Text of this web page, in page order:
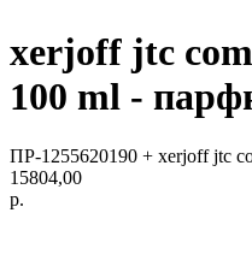
xerjoff jtc
100 ml -
ПР-1255620190 + xerjoff jtc
15804,00
р.